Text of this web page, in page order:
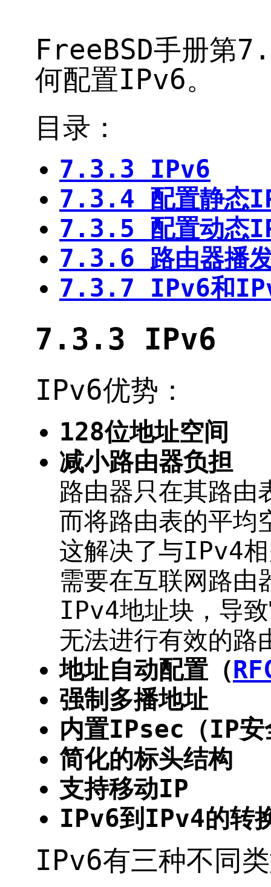
FreeBSD手册第
何配置IPv6。
目录：
7.3.3 IPv6
7.3.4 配置静态
7.3.5 配置动态
7.3.6 路由器播发
7.3.7 IPv6和
7.3.3 IPv6
IPv6优势：
128位地址空间
减小路由器负担
路由器只在其路由
而将路由表的平均
这解决了与IPv4
需要在互联网路由
IPv4地址块，导
无法进行有效的路
地址自动配置（
强制多播地址
内置IPsec（IP安
简化的标头结构
支持移动IP
IPv6到IPv4的转
IPv6有三种不同